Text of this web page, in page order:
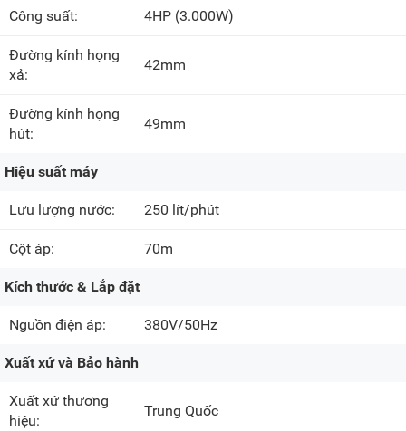
Công suất: 4HP (3.000W)
Đường kính họng
xả:
42mm
Đường kính họng
hút:
49mm
Hiệu suất máy
Lưu lượng nước: 250 lít/phút
Cột áp: 70m
Kích thước & Lắp đặt
Nguồn điện áp: 380V/50Hz
Xuất xứ và Bảo hành
Xuất xứ thương
hiệu:
Trung Quốc